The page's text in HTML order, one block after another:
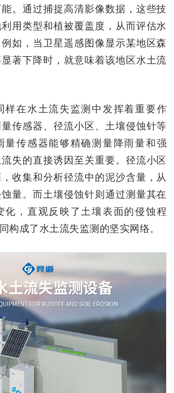
。通过捕捉高清影像数据，这些技
用类型和植被覆盖度，从而评估水
如，当卫星遥感图像显示某地区森
著下降时，就意味着该地区水土流
在水土流失监测中发挥着重要作
传感器、径流小区、土壤侵蚀针等
量传感器能够精确测量降雨量和强
失的直接诱因至关重要。径流小区
收集和分析径流中的泥沙含量，从
量。而土壤侵蚀针则通过测量其在
化，直观反映了土壤表面的侵蚀程
构成了水土流失监测的坚实网络。